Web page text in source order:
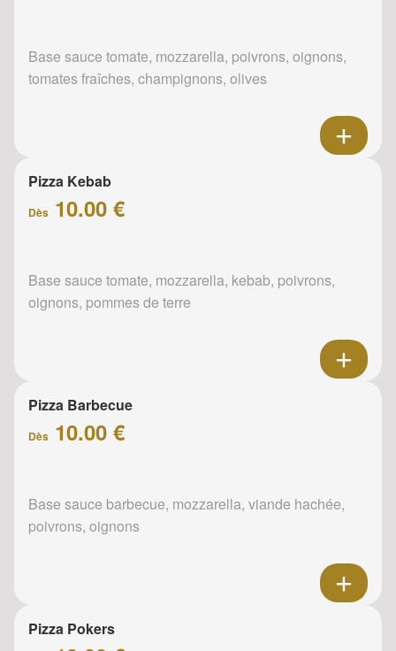
Base sauce tomate, mozzarella, poivrons, oignons,
tomates fraîches, champignons, olives
Pizza Kebab
Dès 10.00 €
Base sauce tomate, mozzarella, kebab, poivrons,
oignons, pommes de terre
Pizza Barbecue
Dès 10.00 €
Base sauce barbecue, mozzarella, viande hachée,
poivrons, oignons
Pizza Pokers